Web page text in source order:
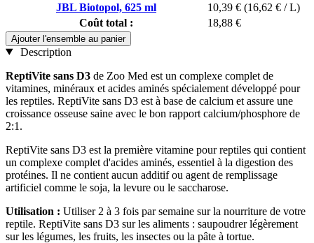
JBL Biotopol, 625 ml
10,39 € (16,62 € / L)
Coût total :
18,88 €
Ajouter l'ensemble au panier
Description
ReptiVite sans D3 de Zoo Med est un complexe complet de
vitamines, minéraux et acides aminés spécialement développé pour
les reptiles. ReptiVite sans D3 est à base de calcium et assure une
croissance osseuse saine avec le bon rapport calcium/phosphore de
2:1.
ReptiVite sans D3 est la première vitamine pour reptiles qui contient
un complexe complet d'acides aminés, essentiel à la digestion des
protéines. Il ne contient aucun additif ou agent de remplissage
artificiel comme le soja, la levure ou le saccharose.
Utilisation : Utiliser 2 à 3 fois par semaine sur la nourriture de votre
reptile. ReptiVite sans D3 sur les aliments : saupoudrer légèrement
sur les légumes, les fruits, les insectes ou la pâte à tortue.